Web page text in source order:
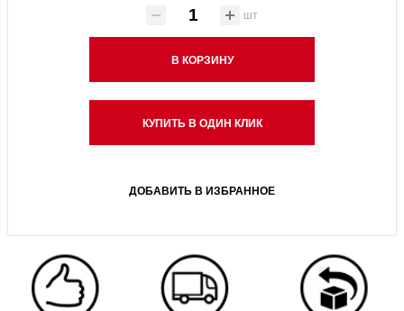
шт
В КОРЗИНУ
КУПИТЬ В ОДИН КЛИК
ДОБАВИТЬ В ИЗБРАННОЕ